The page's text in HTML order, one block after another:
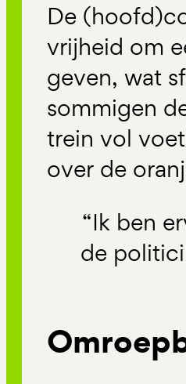
De
vrijheid om
geven, wat
sommigen
trein vol
over de
“Ik ben
de